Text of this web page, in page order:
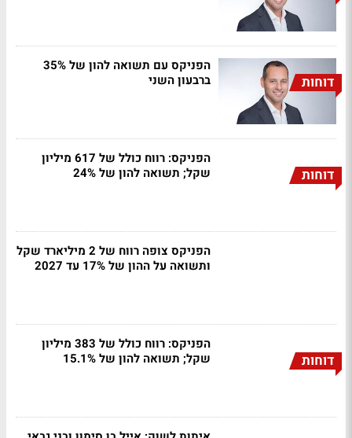
דוחות
הפניקס עם תשואה להון של 35%
ברבעון השני
דוחות
הפניקס: רווח כולל של 617 מיליון
שקל; תשואה להון של 24%
הפניקס צופה רווח של 2 מיליארד שקל
ותשואה על ההון של 17% עד 2027
דוחות
הפניקס: רווח כולל של 383 מיליון
שקל; תשואה להון של 15.1%